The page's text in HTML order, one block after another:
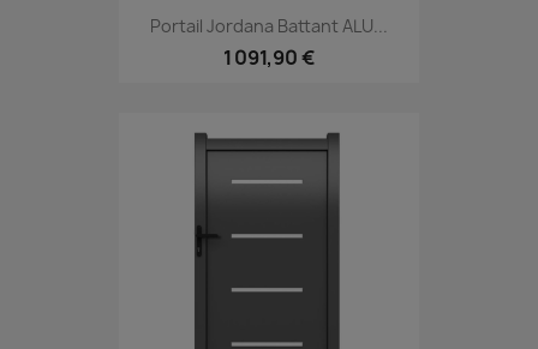
Portail Jordana Battant ALU...
1 091,90 €